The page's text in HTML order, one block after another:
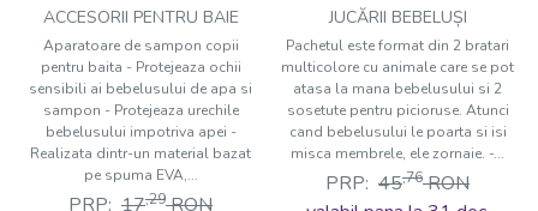
Drool
ACCESORII PENTRU BAIE
Aparatoare de sampon copii
pentru baita - Protejeaza ochii
sensibili ai bebelusului de apa si
sampon - Protejeaza urechile
bebelusului impotriva apei -
Realizata dintr-un material bazat
pe spuma EVA,...
PRP: 17,29 RON
sosetute - model 2 Drool
JUCĂRII BEBELUȘI
Pachetul este format din 2 bratari
multicolore cu animale care se pot
atasa la mana bebelusului si 2
sosetute pentru picioruse. Atunci
cand bebelusului le poarta si isi
misca membrele, ele zornaie. -...
PRP: 45,76 RON